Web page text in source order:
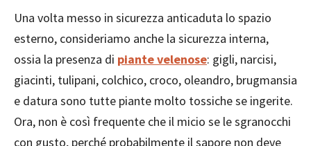
Una volta messo in sicurezza anticaduta lo spazio
esterno, consideriamo anche la sicurezza interna,
ossia la presenza di piante velenose: gigli, narcisi,
giacinti, tulipani, colchico, croco, oleandro, brugmansia
e datura sono tutte piante molto tossiche se ingerite.
Ora, non è così frequente che il micio se le sgranocchi
con gusto, perché probabilmente il sapore non deve